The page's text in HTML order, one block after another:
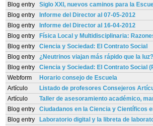
Blog entry
Siglo XXI, nuevos caminos para la
Blog entry
Informe del Director al 07-05-2012
Blog entry
Informe del Director al 16-04-2012
Blog entry
Física Local y Multidisciplinaria:
Blog entry
Ciencia y Sociedad: El Contrato Social
Blog entry
¿Neutrinos viajan más rápido que la luz?
Blog entry
Ciencia y Sociedad: El Contrato Social
Webform
Horario consejo de Escuela
Artículo
Listado de profesores Consejeros
Artículo
Taller de asesoramiento académico,
Blog entry
Ciudadanos en la Ciencia y Científicos
Blog entry
Laboratorio digital y la libreta de